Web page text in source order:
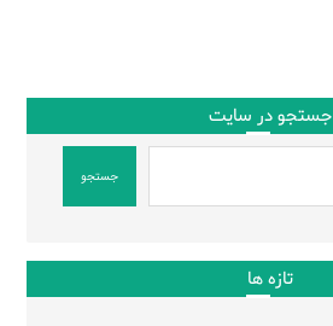
جستجو در سایت
جستجو
تازه ها